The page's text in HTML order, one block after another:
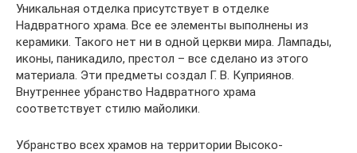
Уникальная отделка присутствует в отделке
Надвратного храма. Все ее элементы выполнены из
керамики. Такого нет ни в одной церкви мира. Лампады,
иконы, паникадило, престол – все сделано из этого
материала. Эти предметы создал Г. В. Куприянов.
Внутреннее убранство Надвратного храма
соответствует стилю майолики.
Убранство всех храмов на территории Высоко-